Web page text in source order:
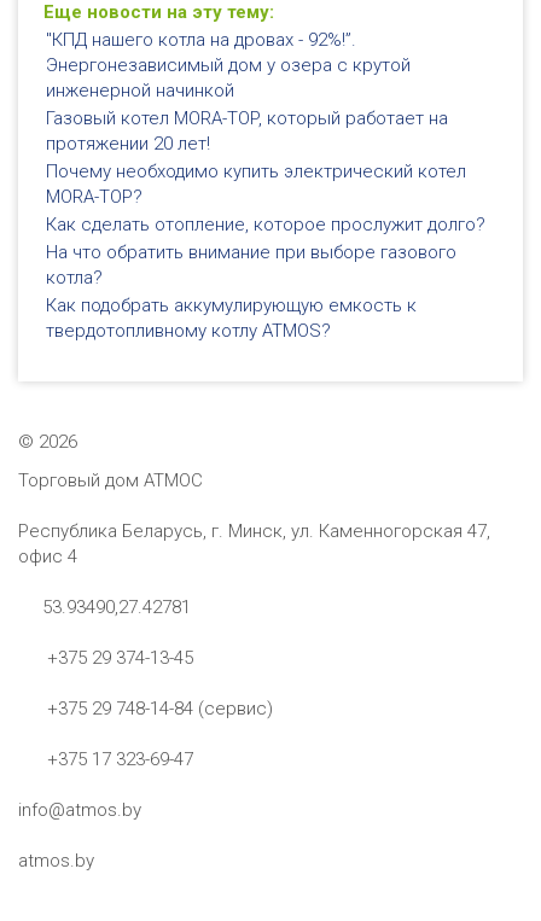
Еще новости на эту тему:
"КПД нашего котла на дровах - 92%!”.
Энергонезависимый дом у озера с крутой
инженерной начинкой
Газовый котел MORA-TOP, который работает на
протяжении 20 лет!
Почему необходимо купить электрический котел
MORA-TOP?
Как сделать отопление, которое прослужит долго?
На что обратить внимание при выборе газового
котла?
Как подобрать аккумулирующую емкость к
твердотопливному котлу ATMOS?
© 2026
Торговый дом АТМОС
Республика Беларусь, г. Минск, ул. Каменногорская 47,
офис 4
53.93490,27.42781
+375 29 374-13-45
+375 29 748-14-84 (сервис)
+375 17 323-69-47
info@atmos.by
atmos.by